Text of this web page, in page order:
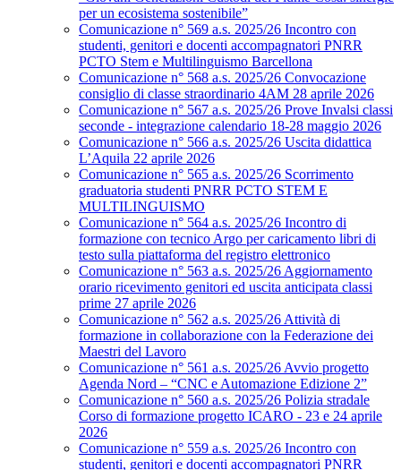
per un ecosistema sostenibile”
Comunicazione n° 569 a.s. 2025/26 Incontro con
studenti, genitori e docenti accompagnatori PNRR
PCTO Stem e Multilinguismo Barcellona
Comunicazione n° 568 a.s. 2025/26 Convocazione
consiglio di classe straordinario 4AM 28 aprile 2026
Comunicazione n° 567 a.s. 2025/26 Prove Invalsi classi
seconde - integrazione calendario 18-28 maggio 2026
Comunicazione n° 566 a.s. 2025/26 Uscita didattica
L’Aquila 22 aprile 2026
Comunicazione n° 565 a.s. 2025/26 Scorrimento
graduatoria studenti PNRR PCTO STEM E
MULTILINGUISMO
Comunicazione n° 564 a.s. 2025/26 Incontro di
formazione con tecnico Argo per caricamento libri di
testo sulla piattaforma del registro elettronico
Comunicazione n° 563 a.s. 2025/26 Aggiornamento
orario ricevimento genitori ed uscita anticipata classi
prime 27 aprile 2026
Comunicazione n° 562 a.s. 2025/26 Attività di
formazione in collaborazione con la Federazione dei
Maestri del Lavoro
Comunicazione n° 561 a.s. 2025/26 Avvio progetto
Agenda Nord – “CNC e Automazione Edizione 2”
Comunicazione n° 560 a.s. 2025/26 Polizia stradale
Corso di formazione progetto ICARO - 23 e 24 aprile
2026
Comunicazione n° 559 a.s. 2025/26 Incontro con
studenti, genitori e docenti accompagnatori PNRR